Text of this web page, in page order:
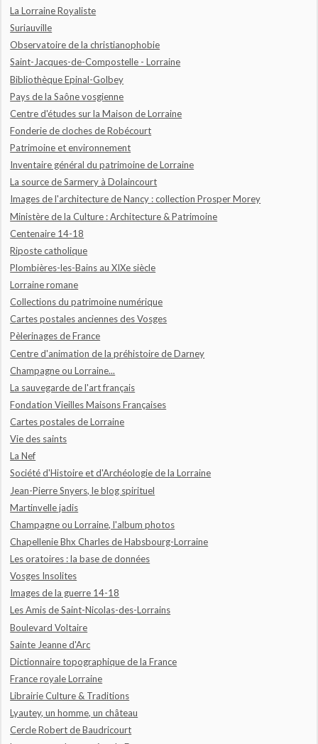
La Lorraine Royaliste
Suriauville
Observatoire de la christianophobie
Saint-Jacques-de-Compostelle - Lorraine
Bibliothèque Epinal-Golbey
Pays de la Saône vosgienne
Centre d'études sur la Maison de Lorraine
Fonderie de cloches de Robécourt
Patrimoine et environnement
Inventaire général du patrimoine de Lorraine
La source de Sarmery à Dolaincourt
Images de l'architecture de Nancy : collection Prosper Morey
Ministère de la Culture : Architecture & Patrimoine
Centenaire 14-18
Riposte catholique
Plombières-les-Bains au XIXe siècle
Lorraine romane
Collections du patrimoine numérique
Cartes postales anciennes des Vosges
Pèlerinages de France
Centre d'animation de la préhistoire de Darney
Champagne ou Lorraine...
La sauvegarde de l'art français
Fondation Vieilles Maisons Françaises
Cartes postales de Lorraine
Vie des saints
La Nef
Société d'Histoire et d'Archéologie de la Lorraine
Jean-Pierre Snyers, le blog spirituel
Martinvelle jadis
Champagne ou Lorraine, l'album photos
Chapellenie Bhx Charles de Habsbourg-Lorraine
Les oratoires : la base de données
Vosges Insolites
Images de la guerre 14-18
Les Amis de Saint-Nicolas-des-Lorrains
Boulevard Voltaire
Sainte Jeanne d'Arc
Dictionnaire topographique de la France
France royale Lorraine
Librairie Culture & Traditions
Lyautey, un homme, un château
Cercle Robert de Baudricourt